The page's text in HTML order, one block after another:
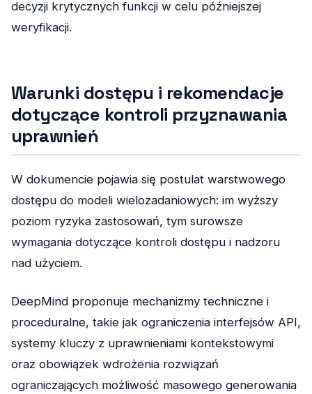
decyzji krytycznych funkcji w celu późniejszej
weryfikacji.
Warunki dostępu i rekomendacje
dotyczące kontroli przyznawania
uprawnień
W dokumencie pojawia się postulat warstwowego
dostępu do modeli wielozadaniowych: im wyższy
poziom ryzyka zastosowań, tym surowsze
wymagania dotyczące kontroli dostępu i nadzoru
nad użyciem.
DeepMind proponuje mechanizmy techniczne i
proceduralne, takie jak ograniczenia interfejsów API,
systemy kluczy z uprawnieniami kontekstowymi
oraz obowiązek wdrożenia rozwiązań
ograniczających możliwość masowego generowania